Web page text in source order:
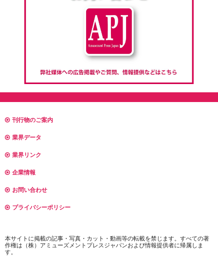
刊行物のご案内
業界データ
業界リンク
企業情報
お問い合わせ
プライバシーポリシー
本サイトに掲載の記事・写真・カット・動画等の転載を禁じます。すべての著
作権は（株）アミューズメントプレスジャパンおよび情報提供者に帰属しま
す。